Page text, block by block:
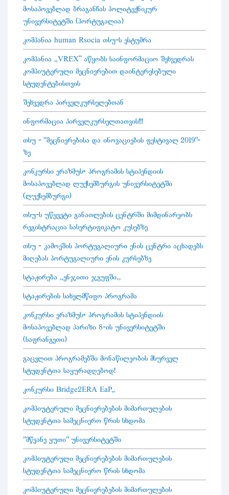
მოსაპოვებლად ბრაგანჩას პოლიტექნიკურ
უნივერსიტეტში (პორტუგალია)
კომპანია human Rsocia თსუ-ს ესტუმრა
კომპანია „VREX” აწყობს საინფორმაციო შეხვედრას
კომპიუტერული მეცნიერებით დაინტერესებული
სტუდენტებისთვის
შეხვედრა პირველკურსელებთან
ინფორმაცია პირველკურსელთათვის!!!
თსუ - "მეცნიერებისა და ინოვაციების ფესტივალ 2019"-
ზე
კონკურსი ერაზმუს+ პროგრამის სტიპენდიის
მოსაპოვებლად ლუქსემბურგის უნივერსიტეტში
(ლუქსემბურგი)
თსუ-ს უწყვეტი განათლების ცენტრში მიმდინარეობს
რეგისტრაცია სასერტიფიკატო კუსებზე
თსუ - კამოეშის პორტუგალიური ენის ცენტრი აცხადებს
მიღებას პორტუგალიური ენის კურსებზე
სტაჟირება „ენჯითი ჯგუფში“
სტაჟირების სახელმწიფო პროგრამა
კონკურსი ერაზმუს+ პროგრამის სტიპენდიის
მოსაპოვებლად პარიზი 8-ის უნივერსიტეტში
(საფრანგეთი)
გაცვლით პროგრამებში მონაწილეობის მსურველ
სტუდენტთა საყურადღებოდ!
კონკურსი Bridge2ERA EaP„
კომპიუტერული მეცნიერებების მიმართულების
სტუდენტთა სამეცნიერო წრის სხდომა
"მწვანე ყუთი" უნივერსიტეტში
კომპიუტერული მეცნიერებების მიმართულების
სტუდენტთა სამეცნიერო წრის სხდომა
კომპიუტერული მეცნიერებების მიმართულების